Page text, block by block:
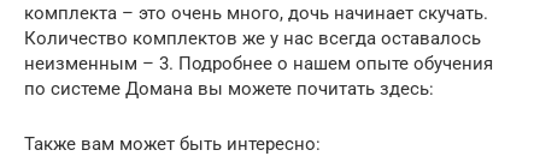
комплекта – это очень много, дочь начинает скучать.
Количество комплектов же у нас всегда оставалось
неизменным – 3. Подробнее о нашем опыте обучения
по системе Домана вы можете почитать здесь:
Также вам может быть интересно: